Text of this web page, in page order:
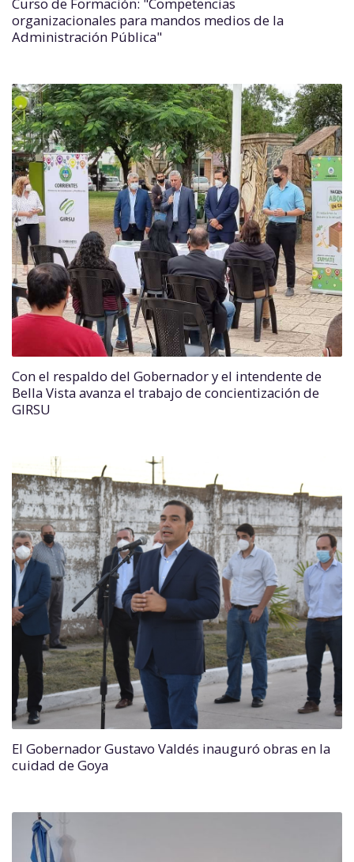
organizacionales para mandos medios de la
Administración Pública"
Con el respaldo del Gobernador y el intendente de
Bella Vista avanza el trabajo de concientización de
GIRSU
El Gobernador Gustavo Valdés inauguró obras en la
cuidad de Goya